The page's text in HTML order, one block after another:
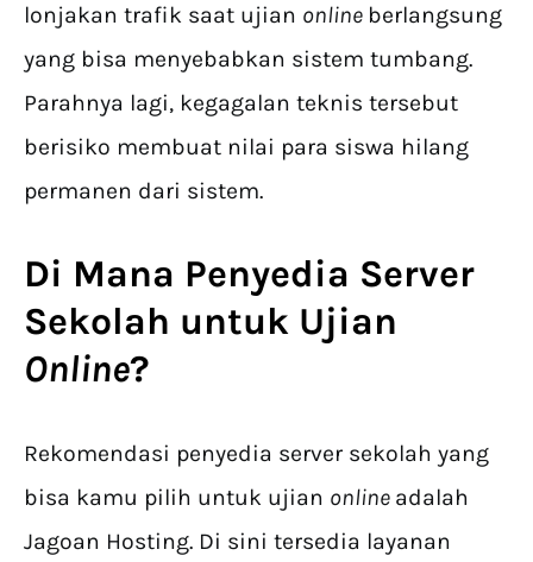
lonjakan trafik saat ujian online berlangsung
yang bisa menyebabkan sistem tumbang.
Parahnya lagi, kegagalan teknis tersebut
berisiko membuat nilai para siswa hilang
permanen dari sistem.
Di Mana Penyedia Server
Sekolah untuk Ujian
Online?
Rekomendasi penyedia server sekolah yang
bisa kamu pilih untuk ujian online adalah
Jagoan Hosting. Di sini tersedia layanan